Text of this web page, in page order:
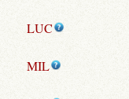
LUC
MIL